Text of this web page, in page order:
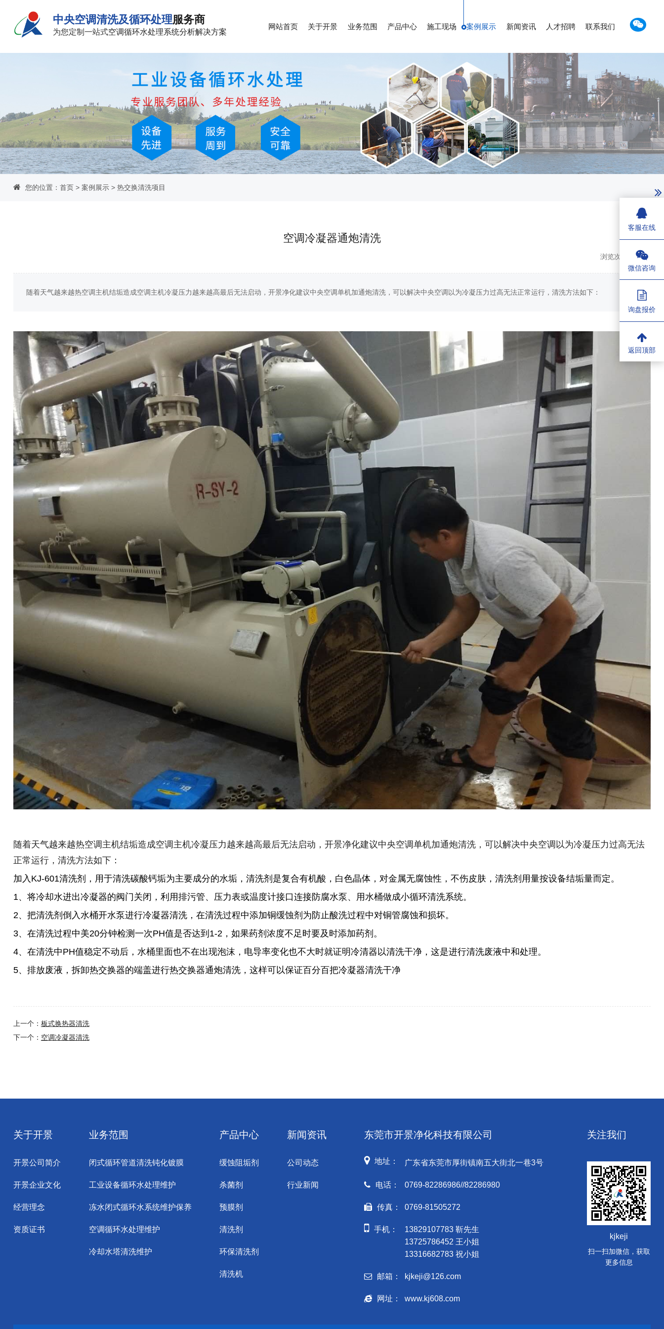
中央空调清洗及循环处理服务商
为您定制一站式空调循环水处理系统分析解决方案
网站首页 关于开景 业务范围 产品中心 施工现场 案例展示 新闻资讯 人才招聘 联系我们
您的位置： 首页> 案例展示 > 热交换清洗项目
空调冷凝器通炮清洗
浏览次数： 3856
随着天气越来越热空调主机结垢造成空调主机冷凝压力越来越高最后无法启动，开景净化建议中央空调单机加通炮清洗，可以解决中央空调以为冷凝压力过高无法正常运行，清洗方法如下：
随着天气越来越热空调主机结垢造成空调主机冷凝压力越来越高最后无法启动，开景净化建议中央空调单机加通炮清洗，可以解决中央空调以为冷凝压力过高无法
正常运行，清洗方法如下：
加入 KJ-601清洗剂，用于清洗碳酸钙垢为主要成分的水垢，清洗剂是复合有机酸，白色晶体，对金属无腐蚀性，不伤皮肤，清洗剂用量按设备结垢量而定。
1、将冷却水进出冷凝器的阀门关闭，利用排污管、压力表或温度计接口连接防腐水泵、用水桶做成小循环清洗系统。
2、把清洗剂倒入水桶开水泵进行冷凝器清洗，在清洗过程中添加铜缓蚀剂为防止酸洗过程中对铜管腐蚀和损坏。
3、在清洗过程中美20分钟检测一次PH值是否达到 1-2，如果药剂浓度不足时要及时添加药剂。
4、在清洗中PH值稳定不动后，水桶里面也不在出现泡沫，电导率变化也不大时就证明冷清器以清洗干净，这是进行清洗废液中和处理。
5、排放废液，拆卸热交换器的端盖进行热交换器通炮清洗，这样可以保证百分百把冷凝器清洗干净
上一个： 板式换热器清洗
下一个： 空调冷凝器清洗
关于开景
开景公司简介
开景企业文化
经营理念
资质证书
业务范围
闭式循环管道清洗钝化镀膜
工业设备循环水处理维护
冻水闭式循环水系统维护保养
空调循环水处理维护
冷却水塔清洗维护
产品中心
缓蚀阻垢剂
杀菌剂
预膜剂
清洗剂
环保清洗剂
清洗机
新闻资讯
公司动态
行业新闻
东莞市开景净化科技有限公司
地址： 广东省东莞市厚街镇南五大街北一巷3号
电话： 0769-82286986//82286980
传真： 0769-81505272
手机：
13829107783 靳先生
13725786452 王小姐
13316682783 祝小姐
邮箱： kjkeji@126.com
网址： www.kj608.com
关注我们
kjkeji
扫一扫加微信，获取
更多信息
客服在线
微信咨询
询盘报价
返回顶部